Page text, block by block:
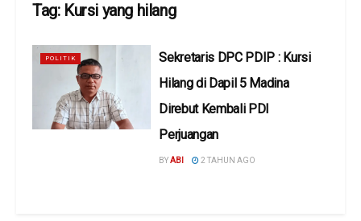
Tag: Kursi yang hilang
POLITIK
Sekretaris DPC PDIP : Kursi
Hilang di Dapil 5 Madina
Direbut Kembali PDI
Perjuangan
BYABI 2 TAHUN AGO